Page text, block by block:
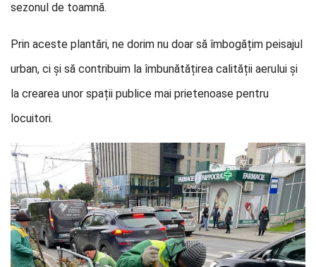
sezonul de toamnă.
Prin aceste plantări, ne dorim nu doar să îmbogățim peisajul
urban, ci și să contribuim la îmbunătățirea calității aerului și
la crearea unor spații publice mai prietenoase pentru
locuitori.